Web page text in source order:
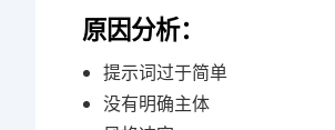
原因分析：
提示词过于简单
没有明确主体